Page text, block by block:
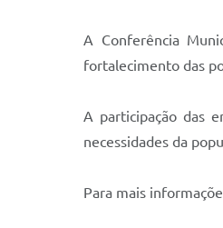
A Conferência
fortalecimento das
A participação das
necessidades da
Para mais